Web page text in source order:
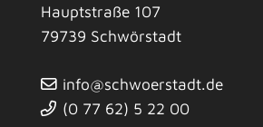
Hauptstraße 107
79739 Schwörstadt
info@schwoerstadt.de
(0 77 62) 5 22 00